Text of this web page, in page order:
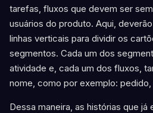
tarefas, fluxos que devem ser
usuários do produto. Aqui,
linhas verticais para dividir os
segmentos. Cada um dos
atividade e, cada um dos fluxos,
nome, como por exemplo:
Dessa maneira, as histórias que já